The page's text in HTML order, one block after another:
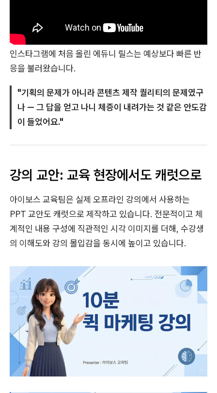
인스타그램에 처음 올린 에듀니 릴스는 예상보다 빠른 반
응을 불러왔습니다.
"기획의 문제가 아니라 콘텐츠 제작 퀄리티의 문제였구
나 — 그 답을 얻고 나니 체증이 내려가는 것 같은 안도감
이 들었어요."
강의 교안: 교육 현장에서도 캐럿으로
아이보스 교육팀은 실제 오프라인 강의에서 사용하는
PPT 교안도 캐럿으로 제작하고 있습니다. 전문적이고 체
계적인 내용 구성에 직관적인 시각 이미지를 더해, 수강생
의 이해도와 강의 몰입감을 동시에 높이고 있습니다.